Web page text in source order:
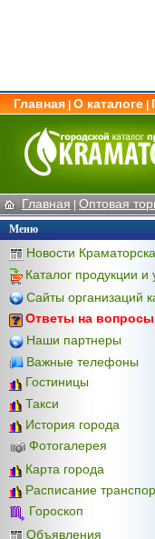
Главная О каталоге
Главная | Оптовая
Меню
Новости Краматорска
Каталог продукции и
Сайты организаций
Ответы на вопросы
Наши партнеры
Важные телефоны
Гостиницы
Такси
История города
Фотогалерея
Карта города
Расписание
Гороскоп
Объявления